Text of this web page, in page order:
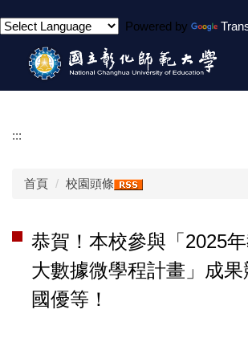
到
Powered by
:::
首頁 校園頭條
恭賀！本校參與「2025
大數據微學程計畫」成
國優等！